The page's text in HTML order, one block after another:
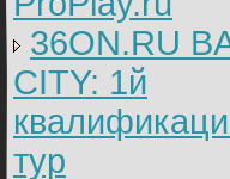
36ON.RU
CITY: 1й
тур